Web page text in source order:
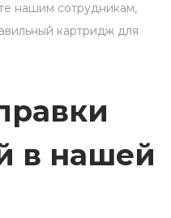
нашим сотрудникам,
картридж для
в нашей